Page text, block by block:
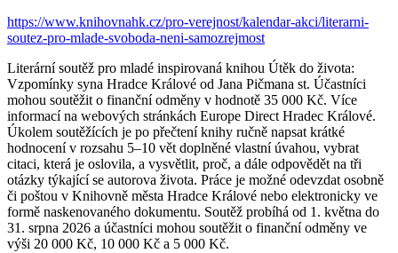
https://www.knihovnahk.cz/pro-verejnost/kalendar-akci/literarni-
soutez-pro-mlade-svoboda-neni-samozrejmost
Literární soutěž pro mladé inspirovaná knihou Útěk do života:
Vzpomínky syna Hradce Králové od Jana Pičmana st. Účastníci
mohou soutěžit o finanční odměny v hodnotě 35 000 Kč. Více
informací na webových stránkách Europe Direct Hradec Králové.
Úkolem soutěžících je po přečtení knihy ručně napsat krátké
hodnocení v rozsahu 5–10 vět doplněné vlastní úvahou, vybrat
citaci, která je oslovila, a vysvětlit, proč, a dále odpovědět na tři
otázky týkající se autorova života. Práce je možné odevzdat osobně
či poštou v Knihovně města Hradce Králové nebo elektronicky ve
formě naskenovaného dokumentu. Soutěž probíhá od 1. května do
31. srpna 2026 a účastníci mohou soutěžit o finanční odměny ve
výši 20 000 Kč, 10 000 Kč a 5 000 Kč.